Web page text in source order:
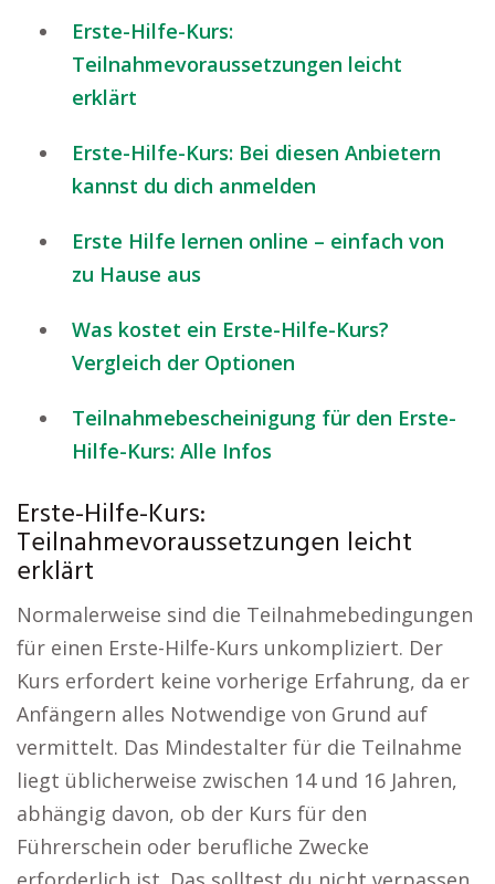
Erste-Hilfe-Kurs:
Teilnahmevoraussetzungen leicht
erklärt
Erste-Hilfe-Kurs: Bei diesen Anbietern
kannst du dich anmelden
Erste Hilfe lernen online – einfach von
zu Hause aus
Was kostet ein Erste-Hilfe-Kurs?
Vergleich der Optionen
Teilnahmebescheinigung für den Erste-
Hilfe-Kurs: Alle Infos
Erste-Hilfe-Kurs:
Teilnahmevoraussetzungen leicht
erklärt
Normalerweise sind die Teilnahmebedingungen
für einen Erste-Hilfe-Kurs unkompliziert. Der
Kurs erfordert keine vorherige Erfahrung, da er
Anfängern alles Notwendige von Grund auf
vermittelt. Das Mindestalter für die Teilnahme
liegt üblicherweise zwischen 14 und 16 Jahren,
abhängig davon, ob der Kurs für den
Führerschein oder berufliche Zwecke